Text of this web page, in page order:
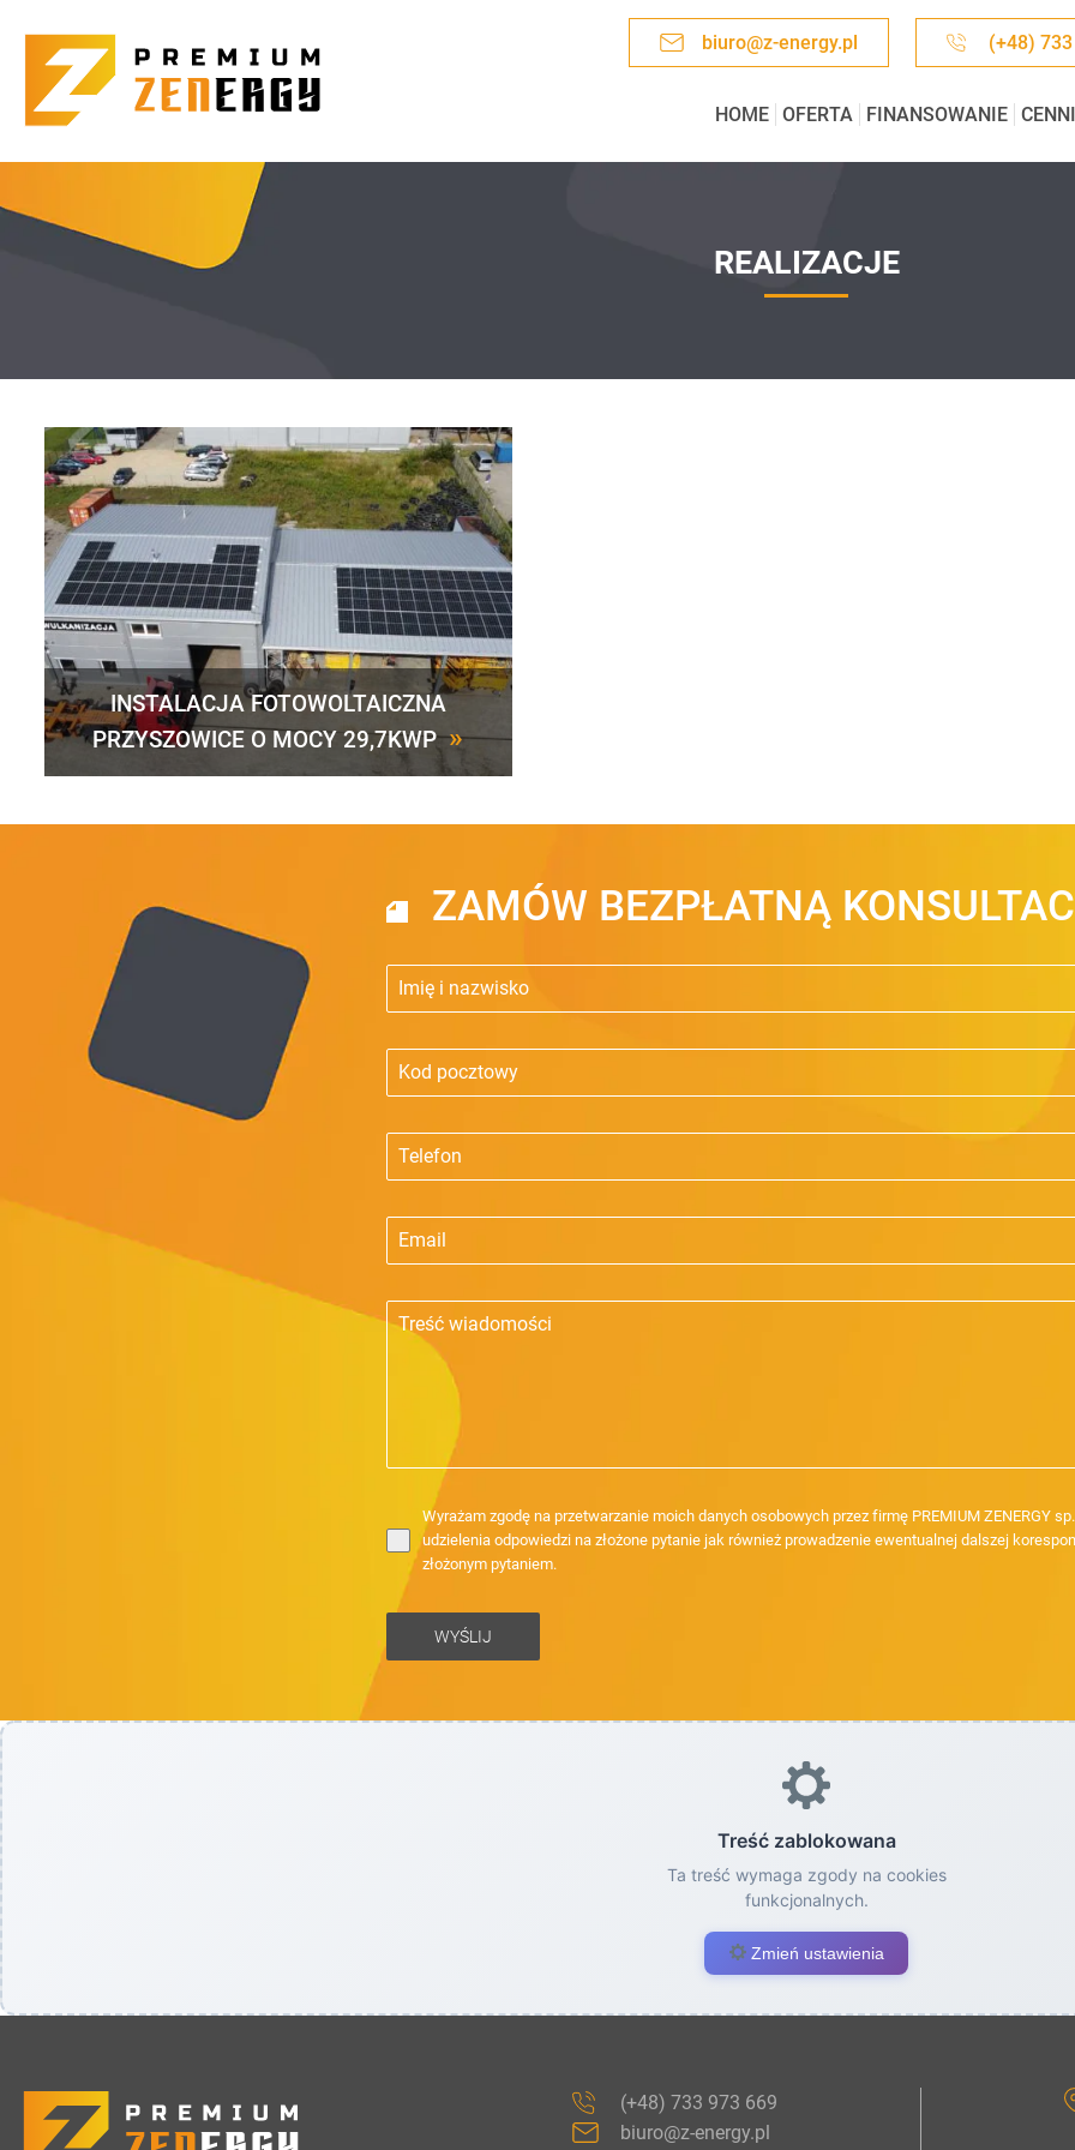
biuro@z-energy.pl (+48)
HOME OFERTA FINANSOWANIE
REALIZACJE
INSTALACJA FOTOWOLTAICZNA
PRZYSZOWICE O MOCY 29,7KWP »
ZAMÓW BEZPŁATNĄ
Wyrażam zgodę na przetwarzanie moich danych osobowych przez firmę PREMIUM ZENERGY
udzielenia odpowiedzi na złożone pytanie jak również prowadzenie ewentualnej dalszej
złożonym pytaniem.
WYŚLIJ
Treść zablokowana
Ta treść wymaga zgody na cookies
funkcjonalnych.
Zmień ustawienia
(+48) 733 973 669
biuro@z-energy.pl